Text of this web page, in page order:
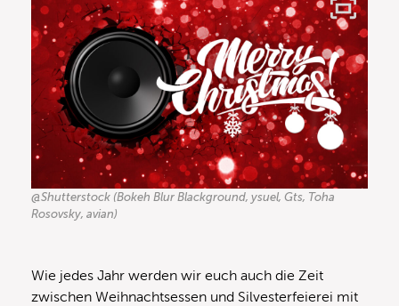
@Shutterstock (Bokeh Blur Blackground, ysuel, Gts, Toha
Rosovsky, avian)
Wie jedes Jahr werden wir euch auch die Zeit
zwischen Weihnachtsessen und Silvesterfeierei mit